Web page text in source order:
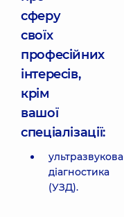
сферу
своїх
професійних
інтересів,
крім
вашої
спеціалізації:
ультразвукова
діагностика
(УЗД).